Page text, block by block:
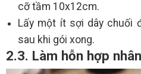
cỡ tầm 10x12cm.
Lấy một ít sợi dây chuối
sau khi gói xong.
2.3. Làm hỗn hợp